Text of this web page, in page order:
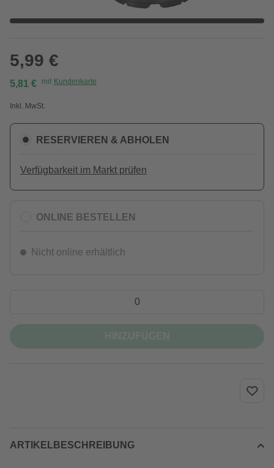
5,99 €
5,81 € mit Kundenkarte
Inkl. MwSt.
RESERVIEREN & ABHOLEN
Verfügbarkeit im Markt prüfen
ONLINE BESTELLEN
Nicht online erhältlich
ARTIKELBESCHREIBUNG